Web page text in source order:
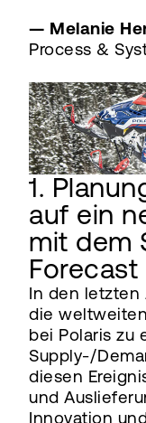
— Melanie
Process &
1.
auf ein
mit dem
Forecast
In den letzten
die
bei Polaris zu
Supply-/
diesen
und
Innovation